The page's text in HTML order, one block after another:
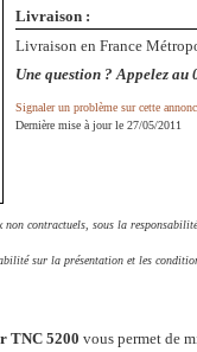
Livraison :
Livraison en France
Une question ? Appelez au
Signaler un problème sur cette
Dernière mise à jour le 27/05/2011
contractuels, sous la
sur la présentation et les
TNC 5200 vous permet de